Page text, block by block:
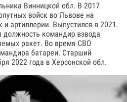
Винницкой обл. В 2017
войск во Львове на
и артиллерии. Выпустился в 2021.
командир взвода
ракет. Во время СВО
батареи. Старший
2022 года в Херсонской обл.